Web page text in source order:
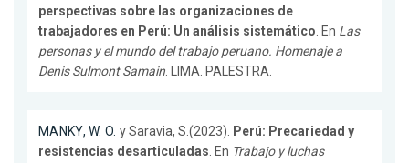
perspectivas sobre las organizaciones de
trabajadores en Perú: Un análisis sistemático. En Las
personas y el mundo del trabajo peruano. Homenaje a
Denis Sulmont Samain. LIMA. PALESTRA.
MANKY, W. O. y Saravia, S.(2023). Perú: Precariedad y
resistencias desarticuladas. En Trabajo y luchas